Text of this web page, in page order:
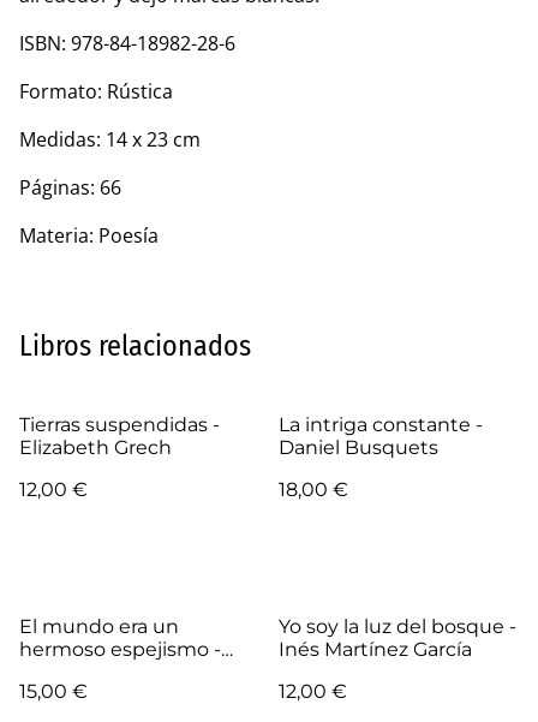
ISBN: 978-84-18982-28-6
Formato: Rústica
Medidas: 14 x 23 cm
Páginas: 66
Materia: Poesía
Libros relacionados
Tierras suspendidas -
Elizabeth Grech
12,00 €
La intriga constante -
Daniel Busquets
18,00 €
El mundo era un
hermoso espejismo -
15,00 €
Yo soy la luz del bosque -
Inés Martínez García
12,00 €